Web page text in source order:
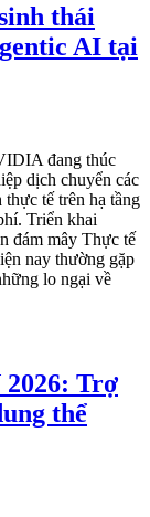
thái
AI tại
đang thúc
dịch chuyển các
tế trên hạ tầng
Triển khai
đám mây Thực tế
nay thường gặp
lo ngại về
2026: Trợ
thể